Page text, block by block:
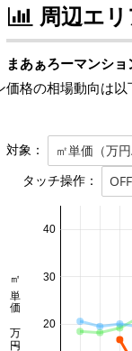
周辺エ
まあぁろーマンショ
価格の相場動向は以
対象： ㎡単価（万円
タッチ操作： OFF
20
30
40
㎡単価 万円/㎡